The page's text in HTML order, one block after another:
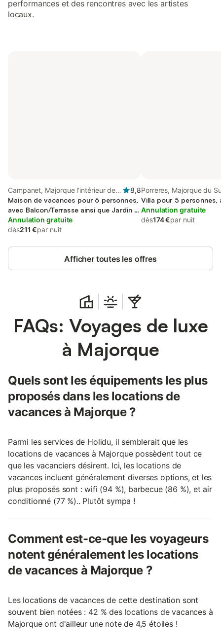
performances et des rencontres avec les artistes
locaux.
Campanet, Majorque l'intérieur des
terres
8,8
Maison de vacances pour 6 personnes,
avec Balcon/Terrasse ainsi que Jardin et
Piscine
Annulation gratuite
dès211 €par nuit
Porreres, Majorque du
Villa pour 5 personnes,
Annulation gratuite
dès174 €par nuit
Afficher toutes les offres
FAQs: Voyages de luxe
à Majorque
Quels sont les équipements les plus
proposés dans les locations de
vacances à Majorque ?
Parmi les services de Holidu, il semblerait que les
locations de vacances à Majorque possèdent tout ce
que les vacanciers désirent. Ici, les locations de
vacances incluent généralement diverses options, et les
plus proposés sont : wifi (94 %), barbecue (86 %), et air
conditionné (77 %).. Plutôt sympa !
Comment est-ce-que les voyageurs
notent généralement les locations
de vacances à Majorque ?
Les locations de vacances de cette destination sont
souvent bien notées : 42 % des locations de vacances à
Majorque ont d'ailleur une note de 4,5 étoiles !